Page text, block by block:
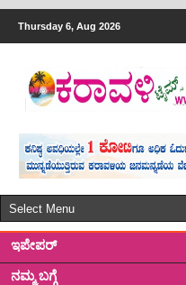
Thursday 6, Aug 2026
ಇಪೇಪರ್
ನಮ್ಮ ಬಗ್ಗೆ